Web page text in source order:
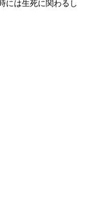
には生死に関わるし